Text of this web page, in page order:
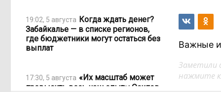
19:02, 5 августа Когда ждать денег?
Забайкалье — в списке регионов,
где бюджетники могут остаться без
выплат
17:30, 5 августа «Их масштаб может
превысить весь наш опыт»: Осипов
Важные
Заметили
нажмите